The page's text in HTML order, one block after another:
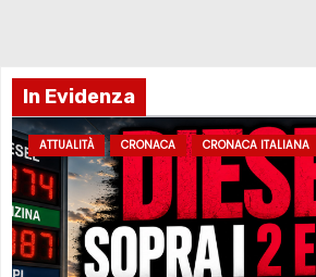
In Evidenza
ATTUALITÀ CRONACA CRONACA ITALIANA